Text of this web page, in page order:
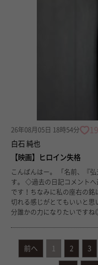
26年08月05日 18時54分 19
白石 純也
【映画】ヒロイン失格
こんばんはー。 「名前、『弘光』にすれば良かった」 白石純也で
す。 ◇過去の日記コメントへ返信コーナー◇ ◆「人に頼るのは大事
です！ちなみに私の座右の銘は他力本
切れる感じがとてもいいと
分誰かの力になりたいですね
前へ 1 2 3